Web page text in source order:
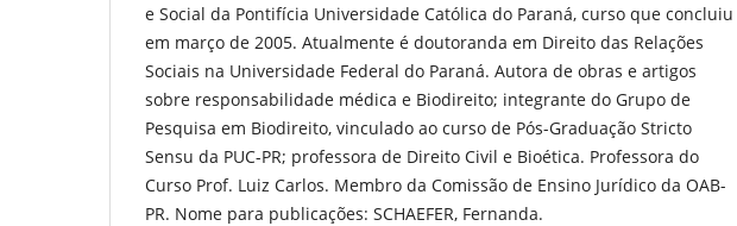
e Social da Pontifícia Universidade Católica do Paraná, curso que concluiu
em março de 2005. Atualmente é doutoranda em Direito das Relações
Sociais na Universidade Federal do Paraná. Autora de obras e artigos
sobre responsabilidade médica e Biodireito; integrante do Grupo de
Pesquisa em Biodireito, vinculado ao curso de Pós-Graduação Stricto
Sensu da PUC-PR; professora de Direito Civil e Bioética. Professora do
Curso Prof. Luiz Carlos. Membro da Comissão de Ensino Jurídico da OAB-
PR. Nome para publicações: SCHAEFER, Fernanda.